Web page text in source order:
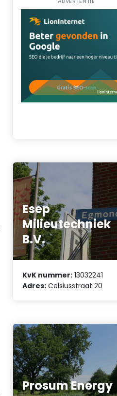
Esep
Milieutechniek
B.V.
KvK nummer: 13032241
Adres: Celsiusstraat 20
Prosum Energy